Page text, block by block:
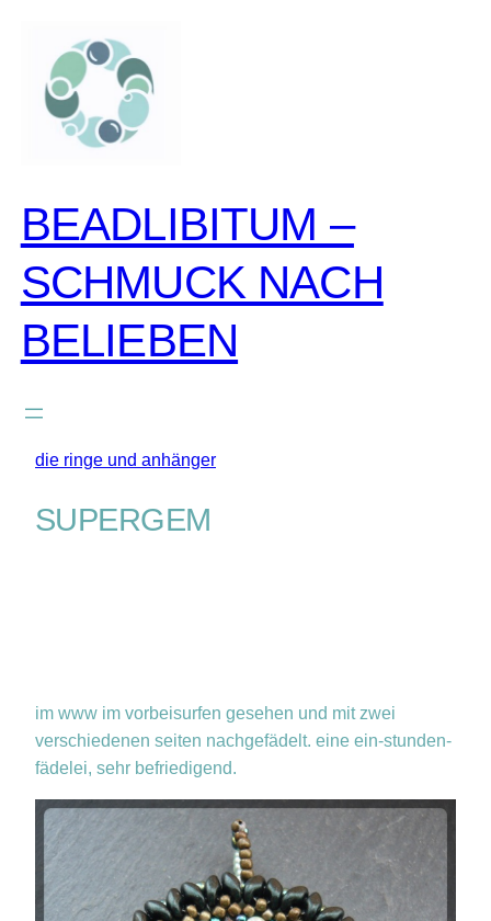
springen
BEADLIBITUM –
SCHMUCK NACH
BELIEBEN
die ringe und anhänger
SUPERGEM
im www im vorbeisurfen gesehen und mit zwei
verschiedenen seiten nachgefädelt. eine ein-stunden-
fädelei, sehr befriedigend.